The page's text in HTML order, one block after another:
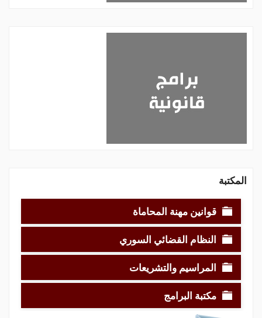
المكتبة
قوانين مهنة المحاماة
النظام القضائي السوري
المراسيم والتشريعات
مكتبة البرامج